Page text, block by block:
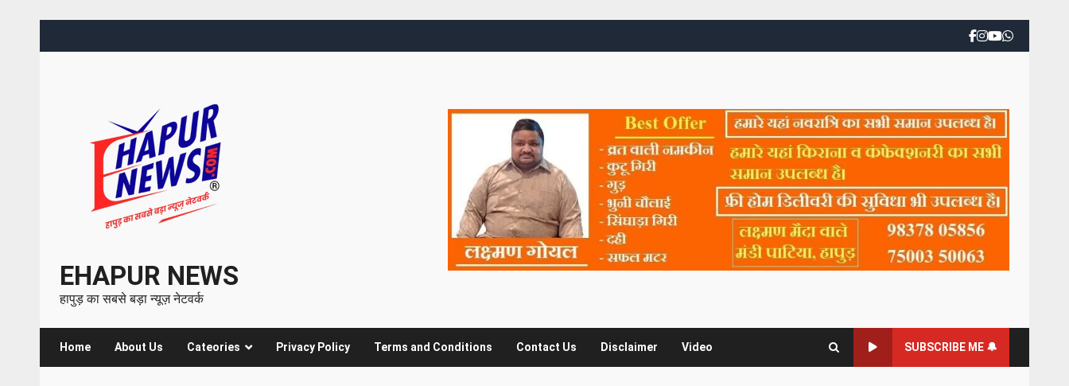
EHAPUR NEWS
हापुड़ का सबसे बड़ा न्यूज़ नेटवर्क
Home About Us Cateories Privacy Policy Terms and Conditions Contact Us Disclaimer Video SUBSCRIBE ME 🔔